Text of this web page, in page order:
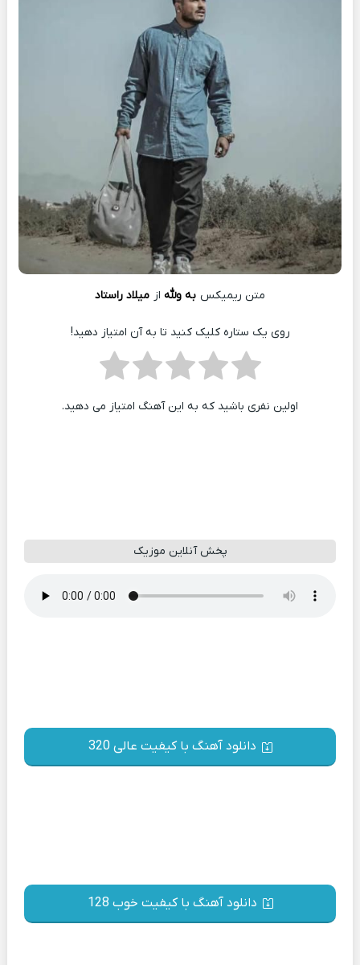
متن ریمیکس به ولله از میلاد راستاد
روی یک ستاره کلیک کنید تا به آن امتیاز دهید!
اولین نفری باشید که به این آهنگ امتیاز می دهید.
پخش آنلاین موزیک
دانلود آهنگ با کیفیت عالی 320
دانلود آهنگ با کیفیت خوب 128